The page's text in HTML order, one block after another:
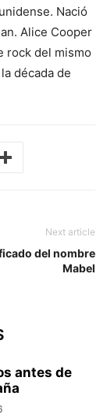
Nació
Alice Cooper
rock del mismo
década de
Next article
del nombre
Mabel
antes de